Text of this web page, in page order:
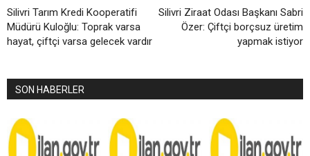
Silivri Tarım Kredi Kooperatifi
Müdürü Kuloğlu: Toprak varsa
hayat, çiftçi varsa gelecek vardır
Silivri Ziraat Odası Başkanı Sabri
Özer: Çiftçi borçsuz üretim
yapmak istiyor
SON HABERLER